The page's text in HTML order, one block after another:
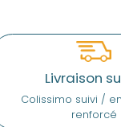
Livraison
Colissimo suivi /
renforcé